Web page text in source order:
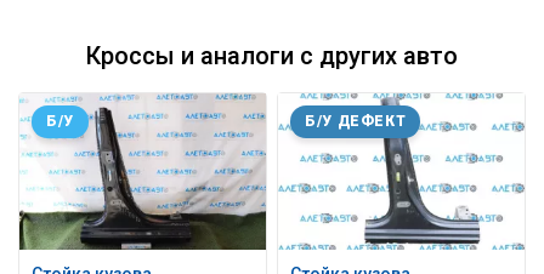
Кроссы и аналоги с других авто
Б/У Б/У ДЕФЕКТ